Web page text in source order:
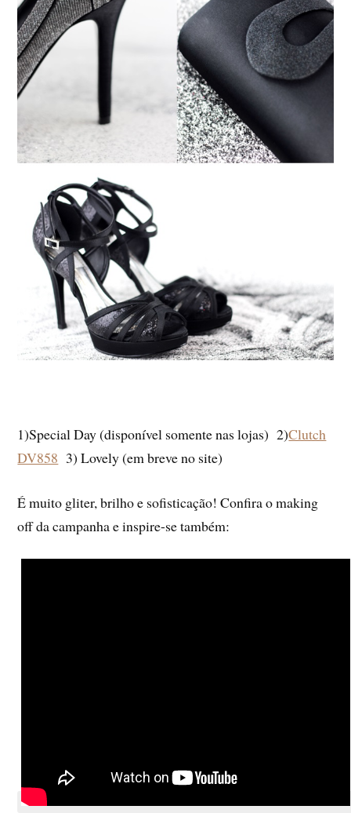
1)Special Day (disponível somente nas lojas) 2)Clutch
DV858 3) Lovely (em breve no site)
É muito gliter, brilho e sofisticação! Confira o making
off da campanha e inspire-se também: